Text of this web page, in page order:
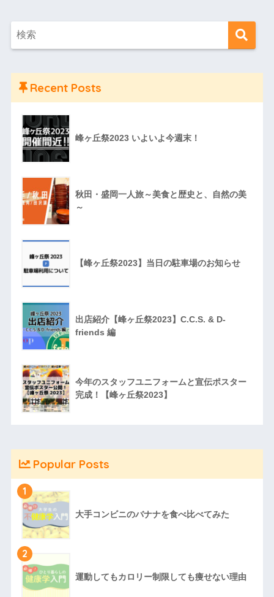
Recent Posts
峰ヶ丘祭2023 いよいよ今週末！
秋田・盛岡一人旅～美食と歴史と、自然の美
～
【峰ヶ丘祭2023】当日の駐車場のお知らせ
出店紹介【峰ヶ丘祭2023】C.C.S. & D-
friends 編
今年のスタッフユニフォームと宣伝ポスター
完成！【峰ヶ丘祭2023】
Popular Posts
1
大手コンビニのバナナを食べ比べてみた
2
運動してもカロリー制限しても痩せない理由